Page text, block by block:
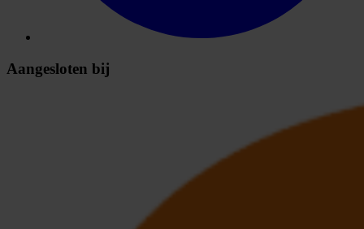
Aangesloten bij